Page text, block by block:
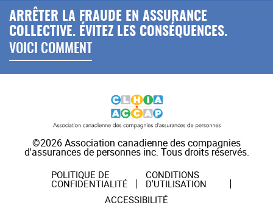
ARRÊTER LA FRAUDE EN ASSURANCE
COLLECTIVE. ÉVITEZ LES CONSÉQUENCES.
VOICI COMMENT
POLITIQUE DE
CONFIDENTIALITÉ
CONDITIONS
D'UTILISATION
ACCESSIBILITÉ
©2026 Association canadienne des compagnies
d'assurances de personnes inc. Tous droits réservés.